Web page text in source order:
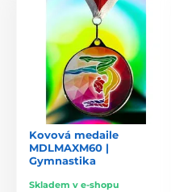
Kovová medaile
MDLMAXM60 |
Gymnastika
Skladem v e-shopu